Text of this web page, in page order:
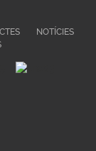
NOTÍCIES